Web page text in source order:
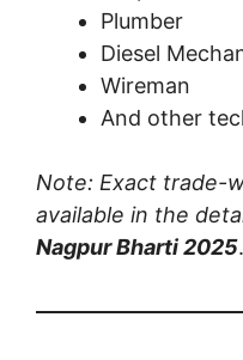
Plumber
Diesel
Wireman
And other
Note: Exact trade-
available in the
Nagpur Bharti 2025.